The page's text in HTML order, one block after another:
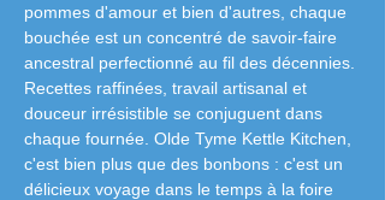
pommes d'amour et bien d'autres, chaque
bouchée est un concentré de savoir-faire
ancestral perfectionné au fil des décennies.
Recettes raffinées, travail artisanal et
douceur irrésistible se conjuguent dans
chaque fournée. Olde Tyme Kettle Kitchen,
c'est bien plus que des bonbons : c'est un
délicieux voyage dans le temps à la foire